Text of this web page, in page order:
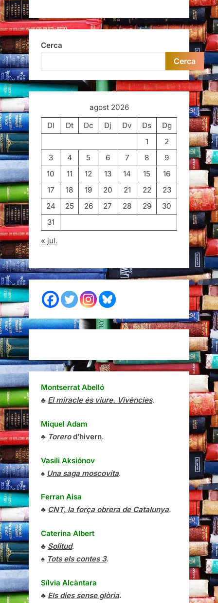
Cerca
Cerca
agost 2026
Dl
Dt Dc Dj Dv Ds
Dg
1
2
3
4 5 6 7 8
9
10
11 12 13 14 15
16
17
18 19 20 21 22
23
24
25 26 27 28 29
30
31
« jul.
Montserrat Abelló
♣ El miracle és viure. Vivències.
Miquel Adam
♣ Torerod’hivern.
Vasili Aksiónov
♠ Una saga moscovita.
Ferran Aisa
♣ CNT, la força obrera de Catalunya.
Caterina Albert
♣ Solitud.
♠ Tots els contes 3.
Sílvia Alcàntara
♣ Els dies sense glòria.